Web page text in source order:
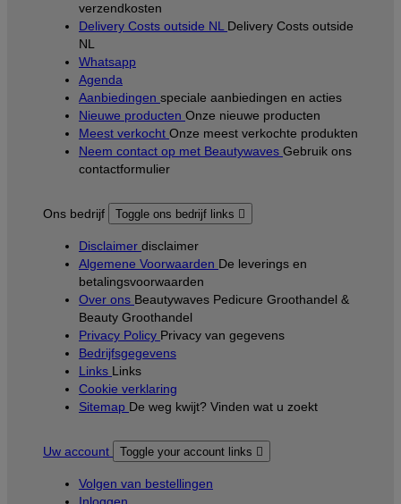
verzendkosten
Delivery Costs outside NL Delivery Costs outside
NL
Whatsapp
Agenda
Aanbiedingen speciale aanbiedingen en acties
Nieuwe producten Onze nieuwe producten
Meest verkocht Onze meest verkochte produkten
Neem contact op met Beautywaves Gebruik ons
contactformulier
Ons bedrijf Toggle ons bedrijf links 
Disclaimer disclaimer
Algemene Voorwaarden De leverings en
betalingsvoorwaarden
Over ons Beautywaves Pedicure Groothandel &
Beauty Groothandel
Privacy Policy Privacy van gegevens
Bedrijfsgegevens
Links Links
Cookie verklaring
Sitemap De weg kwijt? Vinden wat u zoekt
Uw account Toggle your account links 
Volgen van bestellingen